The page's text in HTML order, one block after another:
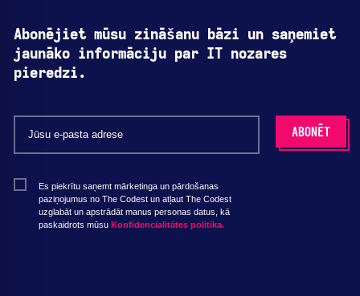
Abonējiet mūsu zināšanu bāzi un saņemiet
jaunāko informāciju par IT nozares
pieredzi.
Es piekrītu saņemt mārketinga un pārdošanas
paziņojumus no The Codest un atļaut The Codest
uzglabāt un apstrādāt manus personas datus, kā
paskaidrots mūsu Konfidencialitātes politika.